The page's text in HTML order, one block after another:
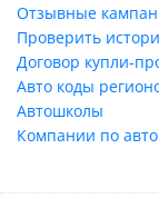
Отзывные
Проверить
Договор купли-
Авто коды
Автошколы
Компании по